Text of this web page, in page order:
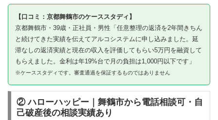
【口コミ：京都舞鶴市のケーススタディ】
京都舞鶴市・39歳・正社員・男性「任意整理の返済を2年間きちん
と続けてきた実績を伝えてアルコシステムに申し込みました。延
滞なしの返済実績と現在の収入を評価してもらい5万円を融資して
もらえました。金利は年19%台で月の負担は1,000円以下です」
※ケーススタディです。審査通過を保証するものではありません
② ハローハッピー｜舞鶴市から電話相談可・自
己破産後の相談実績あり